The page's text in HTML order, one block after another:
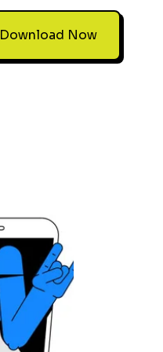
Download Now